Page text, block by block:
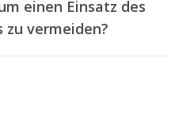
Ihnen jedoch einen
die Eingangstür wieder
einen Einsatz des
zu vermeiden?